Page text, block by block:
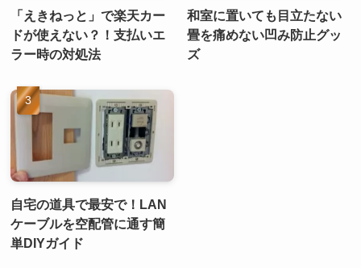
「えきねっと」で楽天カー
ドが使えない？！支払いエ
ラー時の対処法
和室に置いても目立たない
畳を痛めない凹み防止グッ
ズ
自宅の道具で最安で！LAN
ケーブルを空配管に通す簡
単DIYガイド